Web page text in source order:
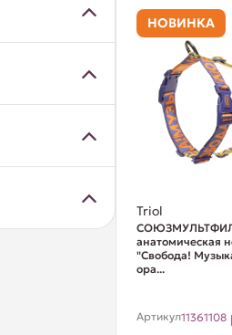
НОВИНКА
Triol
анатомическая
"Свобода!
ора...
Артикул11361108